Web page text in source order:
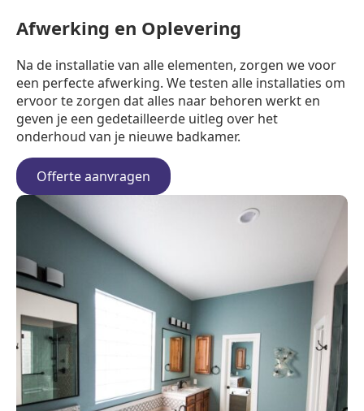
Afwerking en Oplevering
Na de installatie van alle elementen, zorgen we voor
een perfecte afwerking. We testen alle installaties om
ervoor te zorgen dat alles naar behoren werkt en
geven je een gedetailleerde uitleg over het
onderhoud van je nieuwe badkamer.
Offerte aanvragen